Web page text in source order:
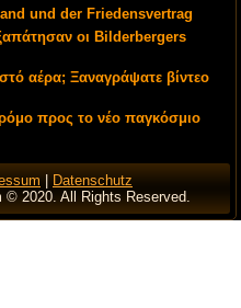
und der Friedensvertrag
οι Bilderbergers
αέρα; Ξαναγράψατε βίντεο
προς το νέο παγκόσμιο
Datenschutz
2020. All Rights Reserved.